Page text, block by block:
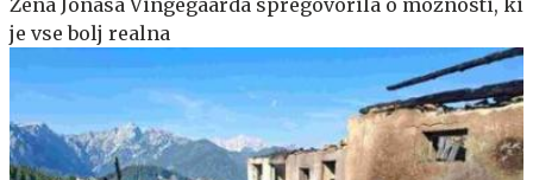
Žena Jonasa Vingegaarda spregovorila o možnosti, ki
je vse bolj realna